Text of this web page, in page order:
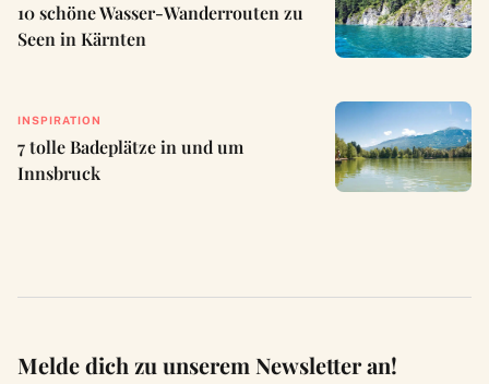
10 schöne Wasser-Wanderrouten zu
Seen in Kärnten
INSPIRATION
7 tolle Badeplätze in und um
Innsbruck
Melde dich zu unserem Newsletter an!